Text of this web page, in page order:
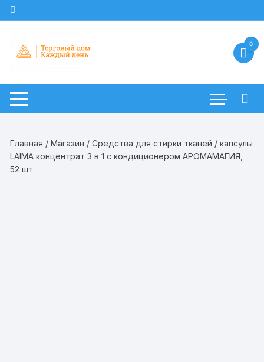
Перейти
к
0
Главная /Магазин /Средства для стирки тканей / капсулы
LAIMA концентрат 3 в 1 с кондиционером АРОМАМАГИЯ,
52 шт.